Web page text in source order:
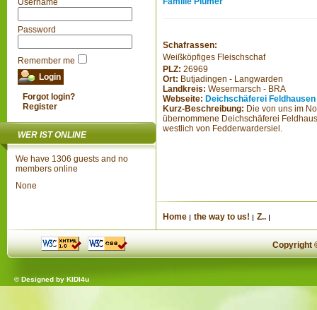
Username
Password
Remember me
Forgot login?
Register
WER IST ONLINE
We have 1306 guests and no
members online
None
Schafrassen:
Weißköpfiges Fleischschaf
PLZ: 26969
Ort: Butjadingen - Langwarden
Landkreis: Wesermarsch - BRA
Webseite: Deichschäferei Feldhausen
Kurz-Beschreibung: Die von uns im
übernommene Deichschäferei
westlich von Fedderwardersiel.
Home the way to us! Z..
Copyright
© Designed by KIDI4u